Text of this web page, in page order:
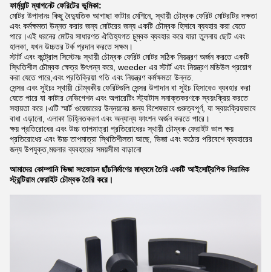
ফার্ম্যান্ট ম্যাগনেট ফেরিটের ভূমিকা:
মোটর উপাদানঃ কিছু বৈদ্যুতিক আগাছা কাটার মেশিনে, স্থায়ী চৌম্বক ফেরিট মোটরটির দক্ষতা
এবং কর্মক্ষমতা উন্নত করার জন্য মোটরের জন্য একটি চৌম্বক হিসাবে ব্যবহার করা যেতে
পারে।এই ধরনের মোটর সাধারণত ঐতিহ্যগত চুম্বক ব্যবহার করে যারা তুলনায় ছোট এবং
হালকা, যখন উচ্চতর টর্ক প্রদান করতে সক্ষম।
স্টার্ট এবং কন্ট্রোল সিস্টেমঃ স্থায়ী চৌম্বক ফেরিট মোটর সঠিক নিয়ন্ত্রণ অর্জন করতে একটি
স্থিতিশীল চৌম্বক ক্ষেত্র উৎপন্ন করে, weeder এর স্টার্ট এবং নিয়ন্ত্রণ মডিউল প্রয়োগ
করা যেতে পারে,এবং প্রতিক্রিয়া গতি এবং নিয়ন্ত্রণ কর্মক্ষমতা উন্নত.
সেন্সর এবং সুইচঃ স্থায়ী চৌম্বকীয় ফেরিটগুলি সেন্সর উপাদান বা সুইচ হিসাবেও ব্যবহার করা
যেতে পারে যা কাটার নেভিগেশন এবং অপারেটিং স্ট্যাটাস সনাক্তকরণকে স্বয়ংক্রিয় করতে
সহায়তা করে।এটি স্মার্ট ওয়েজারের উন্নয়নের জন্য বিশেষভাবে গুরুত্বপূর্ণ, যা স্বয়ংক্রিয়ভাবে
বাধা এড়ানো, এলাকা চিহ্নিতকরণ এবং অন্যান্য ফাংশন অর্জন করতে পারে।
ক্ষয় প্রতিরোধের এবং উচ্চ তাপমাত্রা প্রতিরোধেরঃ স্থায়ী চৌম্বক ফেরাইট ভাল ক্ষয়
প্রতিরোধের এবং উচ্চ তাপমাত্রা স্থিতিশীলতা আছে, ভিজা এবং কঠোর পরিবেশে ব্যবহারের
জন্য উপযুক্ত,ময়লার ব্যবহারের সময়সীমা বাড়ানো
আমাদের কোম্পানি ভিজা সংকোচন ছাঁচনির্মাণের মাধ্যমে তৈরি একটি আইসোট্রপিক সিরামিক
স্ট্রন্টিয়াম ফেরাইট চৌম্বক তৈরি করে।